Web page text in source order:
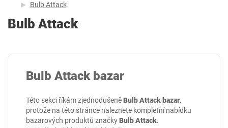
Bulb Attack
Bulb Attack
Bulb Attack bazar
Této sekci říkám zjednodušeněBulb Attack bazar,
protože na této stránce naleznete kompletní nabídku
bazarových produktů značkyBulb Attack.